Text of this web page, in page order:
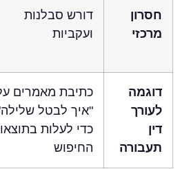
חסרון
מרכזי
דורש סבלנות
ועקביות
דוגמה
לעורך
דין
תעבורה
כתיבת מאמרים על
"איך לבטל שלילה"
כדי לעלות בתוצאות
החיפוש